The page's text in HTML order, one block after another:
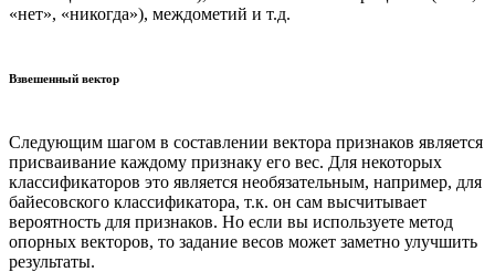
«нет», «никогда»), междометий и т.д.
Взвешенный вектор
Следующим шагом в составлении вектора признаков является
присваивание каждому признаку его вес. Для некоторых
классификаторов это является необязательным, например, для
байесовского классификатора, т.к. он сам высчитывает
вероятность для признаков. Но если вы используете метод
опорных векторов, то задание весов может заметно улучшить
результаты.